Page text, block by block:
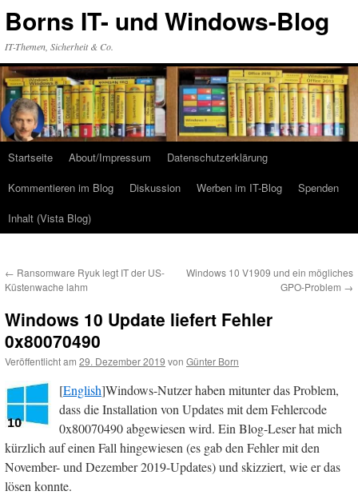
Inhalt
Borns IT- und Windows-Blog
IT-Themen, Sicherheit & Co.
Startseite About/Impressum
Datenschutzerklärung
Kommentieren im Blog
Diskussion Werben im IT-Blog
Spenden
Inhalt (Vista Blog)
← Ransomware Ryuk legt IT der US-
Küstenwache lahm
Windows 10 V1909 und ein mögliches
GPO-Problem →
Windows 10 Update liefert Fehler
0x80070490
Veröffentlicht am 29. Dezember 2019 von Günter Born
[English]Windows-Nutzer haben mitunter das Problem,
dass die Installation von Updates mit dem Fehlercode
0x80070490 abgewiesen wird. Ein Blog-Leser hat mich
kürzlich auf einen Fall hingewiesen (es gab den Fehler mit den
November- und Dezember 2019-Updates) und skizziert, wie er das
lösen konnte.